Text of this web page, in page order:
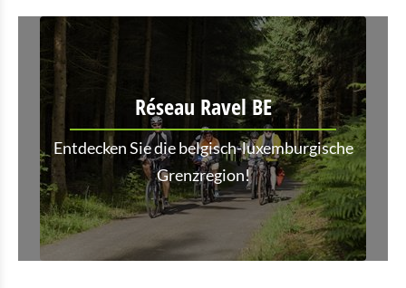
Réseau Ravel BE
Entdecken Sie die belgisch-luxemburgische
Grenzregion!